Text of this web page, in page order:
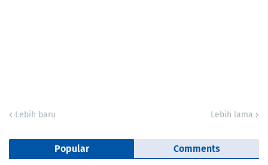
Lebih baru Lebih lama
Popular Comments